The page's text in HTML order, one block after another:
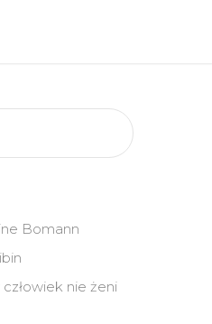
Bomann
człowiek nie żeni